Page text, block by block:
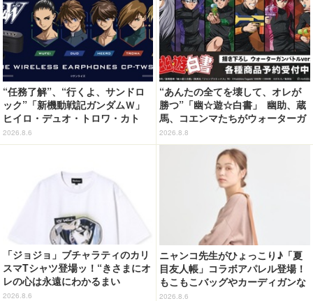
“任務了解”、“行くよ、サンドロ
ック”「新機動戦記ガンダムＷ」
ヒイロ・デュオ・トロワ・カト
ル・五飛の声がする…！ 新規録
り下ろしボイス搭載のワイヤレス
2026.8.6
“あんたの全てを壊して、オレが
勝つ”「幽☆遊☆白書」 幽助、蔵
馬、コエンマたちがウォーターガ
ンバトル!? 新作グッズが登場☆
2026.8.8
「ジョジョ」ブチャラティのカリ
スマTシャツ登場ッ！“きさまにオ
レの心は永遠にわかるまい
ッ！”や感動のクライマックスを
2026.8.6
ニャンコ先生がひょっこり♪「夏
目友人帳」コラボアパレル登場！
もこもこバッグやカーディガンな
ど全8型
2026.8.6